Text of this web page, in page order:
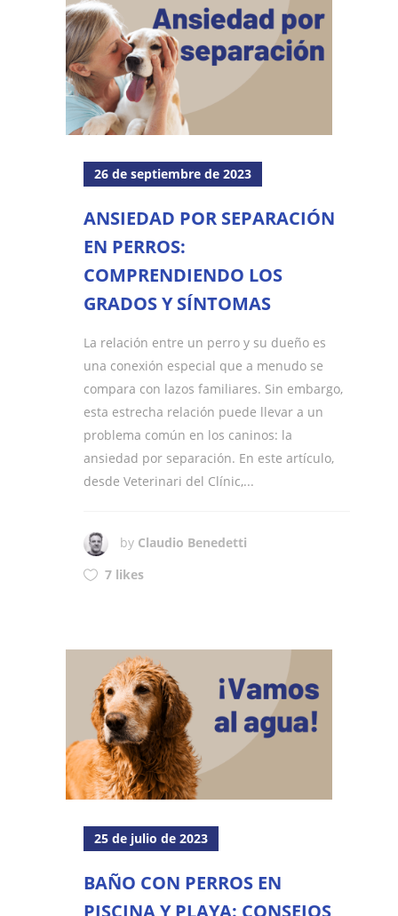
26 de septiembre de 2023
ANSIEDAD POR SEPARACIÓN
EN PERROS:
COMPRENDIENDO LOS
GRADOS Y SÍNTOMAS
La relación entre un perro y su dueño es
una conexión especial que a menudo se
compara con lazos familiares. Sin embargo,
esta estrecha relación puede llevar a un
problema común en los caninos: la
ansiedad por separación. En este artículo,
desde Veterinari del Clínic,...
by Claudio Benedetti
7 likes
25 de julio de 2023
BAÑO CON PERROS EN